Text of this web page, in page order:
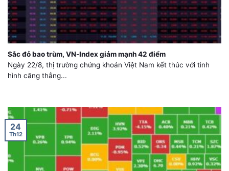
Sắc đỏ bao trùm, VN-Index giảm mạnh 42 điểm
Ngày 22/8, thị trường chứng khoán Việt Nam kết thúc với tình
hình căng thẳng...
24
Th12